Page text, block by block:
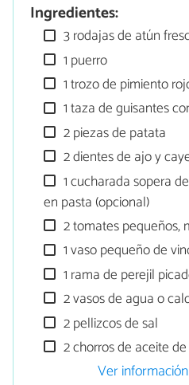
Ingredientes:
3 rodajas de atún
1 puerro
1 trozo de pimiento
1 taza de guisantes
2 piezas de patata
2 dientes de ajo y
1 cucharada sopera
en pasta (opcional)
2 tomates pequeños,
1 vaso pequeño de
1 rama de perejil
2 vasos de agua o
2 pellizcos de sal
2 chorros de aceite
Ver